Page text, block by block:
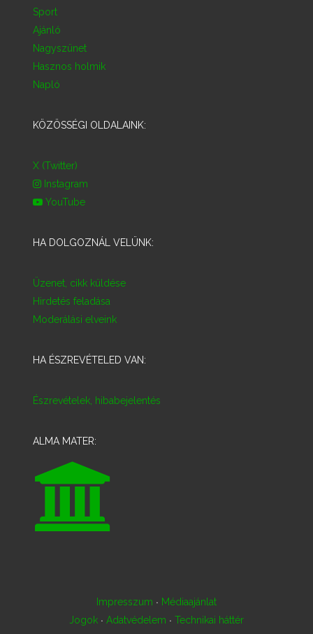
Sport
Ajánló
Nagyszünet
Hasznos holmik
Napló
KÖZÖSSÉGI OLDALAINK:
X (Twitter)
Instagram
YouTube
HA DOLGOZNÁL VELÜNK:
Üzenet, cikk küldése
Hirdetés feladása
Moderálási elveink
HA ÉSZREVÉTELED VAN:
Észrevételek, hibabejelentés
ALMA MATER:
Impresszum · Médiaajánlat
Jogok · Adatvédelem · Technikai háttér